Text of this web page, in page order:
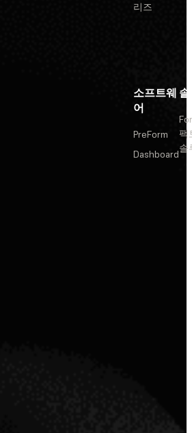
리즈
소프트웨
어
PreForm
Dashboard
팩
솔